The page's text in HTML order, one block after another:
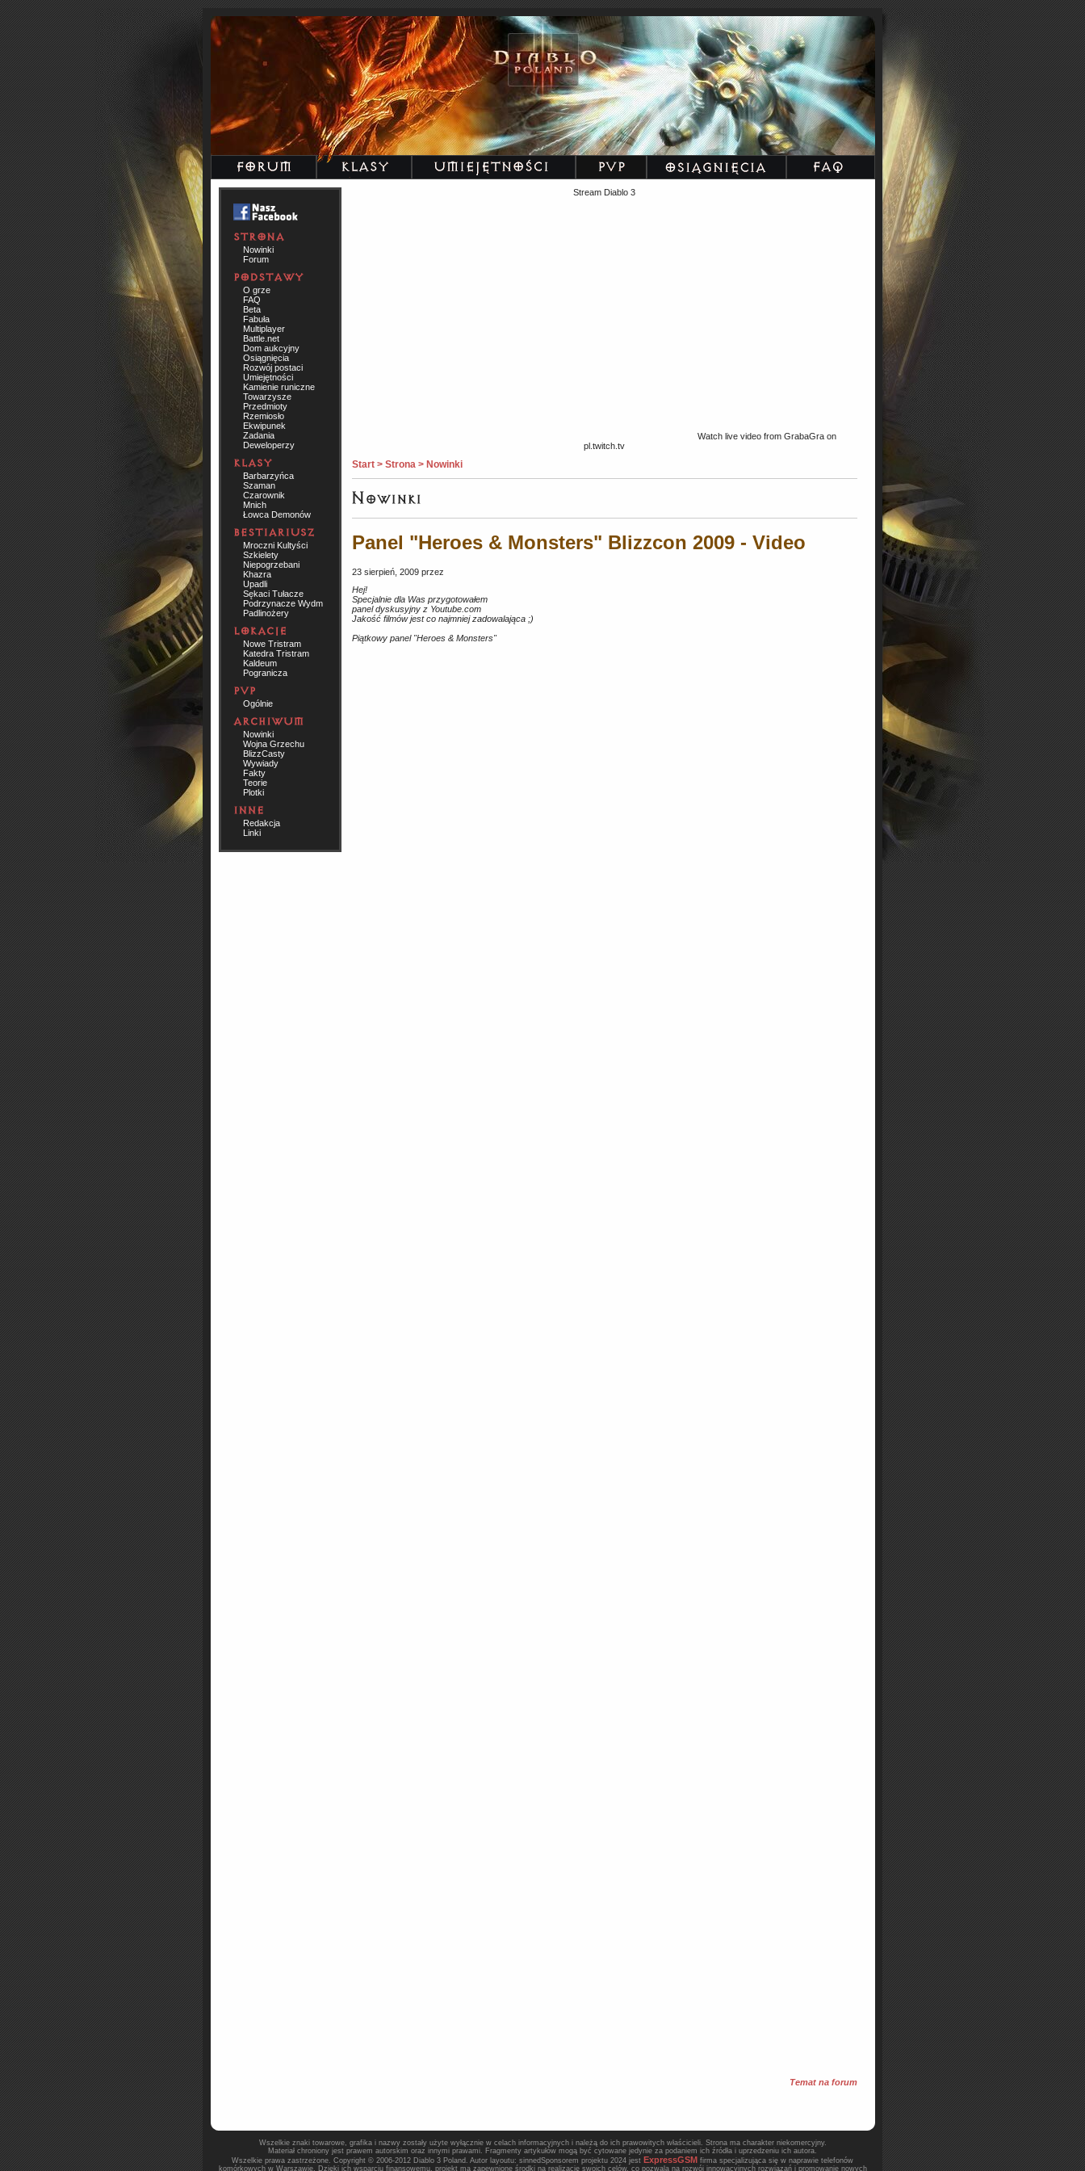
Nowinki
Forum
O grze
FAQ
Beta
Fabuła
Multiplayer
Battle.net
Dom aukcyjny
Osiągnięcia
Rozwój postaci
Umiejętności
Kamienie runiczne
Towarzysze
Przedmioty
Rzemiosło
Ekwipunek
Zadania
Deweloperzy
Barbarzyńca
Szaman
Czarownik
Mnich
Łowca Demonów
Mroczni Kultyści
Szkielety
Niepogrzebani
Khazra
Upadli
Sękaci Tułacze
Podrzynacze Wydm
Padlinożery
Nowe Tristram
Katedra Tristram
Kaldeum
Pogranicza
Ogólnie
Nowinki
Wojna Grzechu
BlizzCasty
Wywiady
Fakty
Teorie
Plotki
Redakcja
Linki
Stream Diablo 3
Watch live video from GrabaGra on
pl.twitch.tv
Start > Strona > Nowinki
Panel "Heroes & Monsters" Blizzcon 2009 - Video
23 sierpień, 2009 przez
Hej!
Specjalnie dla Was przygotowałem
panel dyskusyjny z Youtube.com
Jakość filmów jest co najmniej zadowalająca ;)
Piątkowy panel "Heroes & Monsters"
Temat na forum
Wszelkie znaki towarowe, grafika i nazwy zostały użyte wyłącznie w celach informacyjnych i należą do ich prawowitych właścicieli. Strona ma charakter niekomercyjny.
Materiał chroniony jest prawem autorskim oraz innymi prawami. Fragmenty artykułów mogą być cytowane jedynie za podaniem ich źródła i uprzedzeniu ich autora.
Wszelkie prawa zastrzeżone. Copyright © 2006-2012 Diablo 3 Poland. Autor layoutu: sinnedSponsorem projektu 2024 jest ExpressGSM firma specjalizująca się w naprawie telefonów
komórkowych w Warszawie. Dzięki ich wsparciu finansowemu, projekt ma zapewnione środki na realizację swoich celów, co pozwala na rozwój innowacyjnych rozwiązań i promowanie nowych